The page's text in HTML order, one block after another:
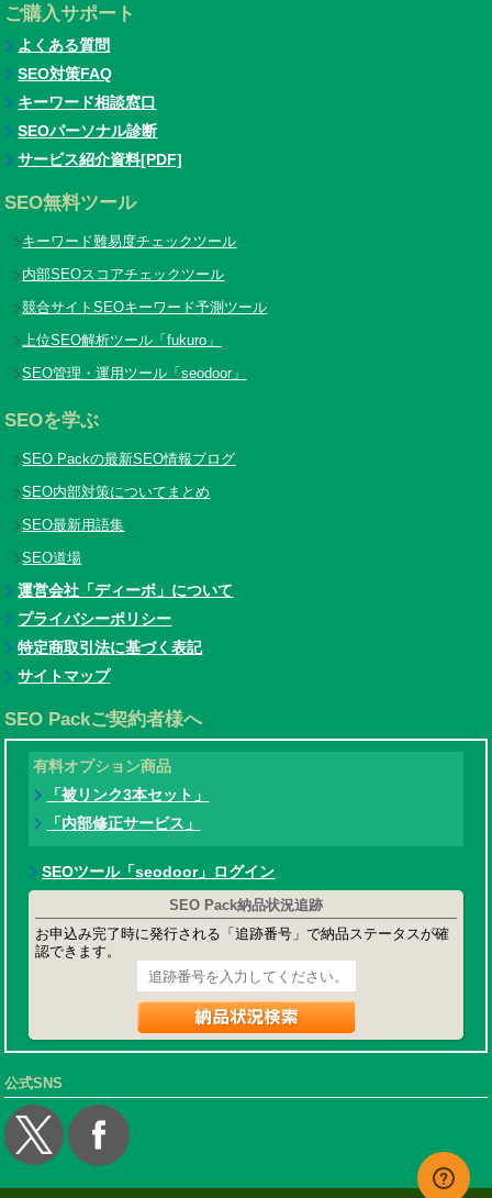
ご購入サポート
よくある質問
SEO対策FAQ
キーワード相談窓口
SEOパーソナル診断
サービス紹介資料[PDF]
SEO無料ツール
キーワード難易度チェックツール
内部SEOスコアチェックツール
競合サイトSEOキーワード予測ツール
上位SEO解析ツール「fukuro」
SEO管理・運用ツール「seodoor」
SEOを学ぶ
SEO Packの最新SEO情報ブログ
SEO内部対策についてまとめ
SEO最新用語集
SEO道場
運営会社「ディーボ」について
プライバシーポリシー
特定商取引法に基づく表記
サイトマップ
SEO Packご契約者様へ
有料オプション商品
「被リンク3本セット」
「内部修正サービス」
SEOツール「seodoor」ログイン
SEO Pack納品状況追跡
お申込み完了時に発行される「追跡番号」で納品ステータスが確
認できます。
公式SNS